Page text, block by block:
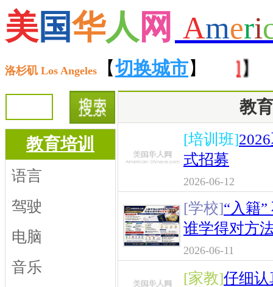
美国华人 网 Ameri
洛杉矶 Los Angeles 【切换城市】
教育培训
语言
驾驶
电脑
音乐
教
[培训班]
式招募
2026-06-12
[学校]“入籍
谁学得对方
2026-06-11
[家教]仔细